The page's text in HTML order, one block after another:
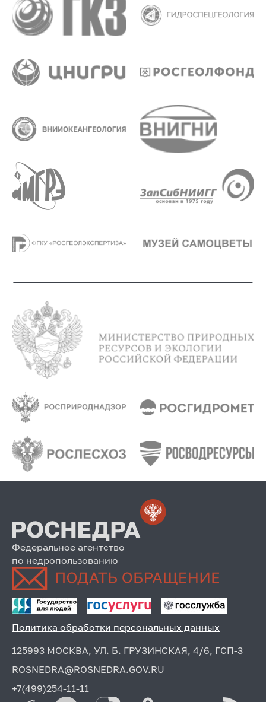
Федеральное агентство
по недропользованию
Политика обработки персональных данных
125993 МОСКВА, УЛ. Б. ГРУЗИНСКАЯ, 4/6, ГСП-3
ROSNEDRA@ROSNEDRA.GOV.RU
+7(499)254-11-11